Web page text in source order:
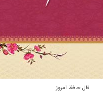
فال حافظ امروز